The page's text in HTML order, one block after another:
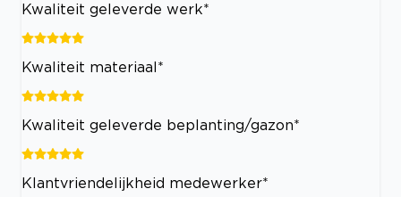
Kwaliteit geleverde werk*
Kwaliteit materiaal*
Kwaliteit geleverde beplanting/gazon*
Klantvriendelijkheid medewerker*